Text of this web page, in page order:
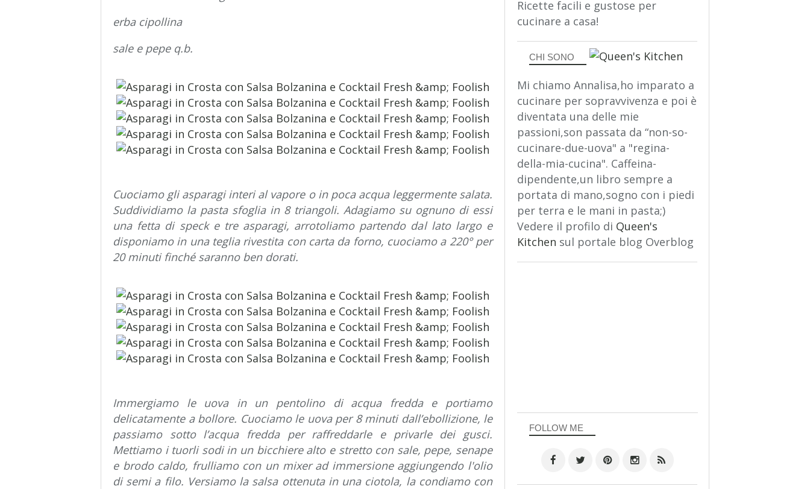
erba cipollina
sale e pepe q.b.
Cuociamo gli asparagi interi al vapore o in poca acqua leggermente salata.
Suddividiamo la pasta sfoglia in 8 triangoli. Adagiamo su ognuno di essi
una fetta di speck e tre asparagi, arrotoliamo partendo dal lato largo e
disponiamo in una teglia rivestita con carta da forno, cuociamo a 220° per
20 minuti finché saranno ben dorati.
Immergiamo le uova in un pentolino di acqua fredda e portiamo
delicatamente a bollore. Cuociamo le uova per 8 minuti dall’ebollizione, le
passiamo sotto l’acqua fredda per raffreddarle e privarle dei gusci.
Mettiamo i tuorli sodi in un bicchiere alto e stretto con sale, pepe, senape
e brodo caldo, frulliamo con un mixer ad immersione aggiungendo l'olio
di semi a filo. Versiamo la salsa ottenuta in una ciotola, la condiamo con
FOLLOW ME
Ricette facili e gustose per
cucinare a casa!
CHI SONO
Mi chiamo Annalisa,ho imparato a
cucinare per sopravvivenza e poi è
diventata una delle mie
passioni,son passata da “non-so-
cucinare-due-uova" a "regina-
della-mia-cucina". Caffeina-
dipendente,un libro sempre a
portata di mano,sogno con i piedi
per terra e le mani in pasta;)
Vedere il profilo di Queen's
Kitchen sul portale blog Overblog